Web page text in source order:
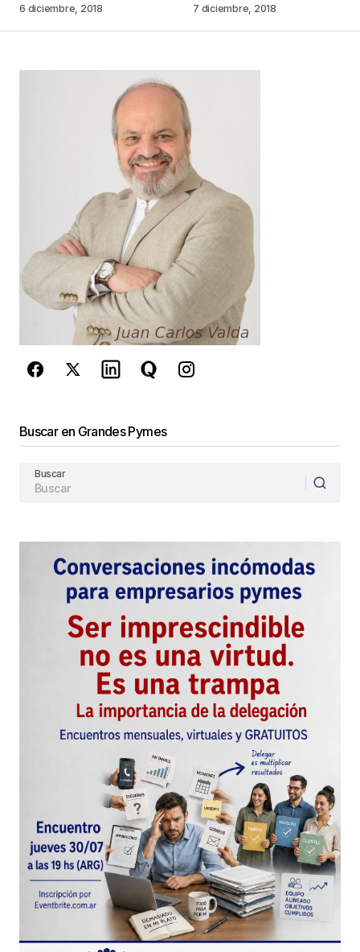
*
Guarda mi nombre, correo electrónico y web en
este navegador para la próxima vez que
comente.
Este sitio esta protegido por
reCAPTCHA y laPolítica de
privacidady losTérminos del servicio
de Google se aplican.
6 diciembre, 2018
7 diciembre, 2018
Buscar en Grandes Pymes
Buscar